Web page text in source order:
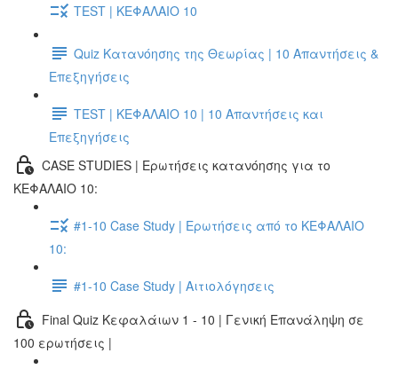
TEST | ΚΕΦΑΛΑΙΟ 10
Quiz Κατανόησης της Θεωρίας | 10 Απαντήσεις &
Επεξηγήσεις
TEST | ΚΕΦΑΛΑΙΟ 10 | 10 Απαντήσεις και
Επεξηγήσεις
CASE STUDIES | Ερωτήσεις κατανόησης για το
ΚΕΦΑΛΑΙΟ 10:
#1-10 Case Study | Ερωτήσεις από το ΚΕΦΑΛΑΙΟ
10:
#1-10 Case Study | Αιτιολόγησεις
Final Quiz Κεφαλάιων 1 - 10 | Γενική Επανάληψη σε
100 ερωτήσεις |